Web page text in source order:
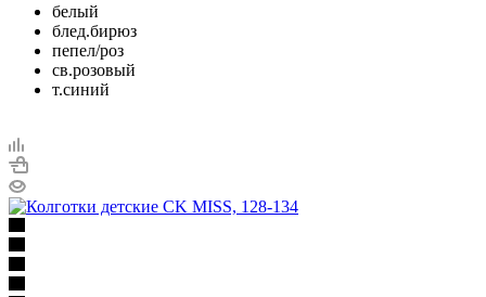
белый
блед.бирюз
пепел/роз
св.розовый
т.синий